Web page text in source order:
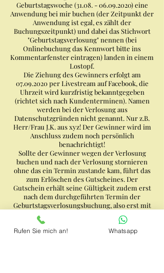
Geburtstagswoche (31.08. - 06.09.2020) eine
Anwendung bei mir buchen (der Zeitpunkt der
Anwendung ist egal, es zählt der
Buchungszeitpunkt) und dabei das Stichwort
"Geburtstagsverlosung" nennen (bei
Onlinebuchung das Kennwort bitte ins
Kommentarfenster eintragen) landen in einem
Lostopf.
Die Ziehung des Gewinners erfolgt am
07.09.2020 per Livestream auf Facebook, die
Uhrzeit wird kurzfristig bekanntgegeben
(richtet sich nach Kundenterminen). Namen
werden bei der Verlosung aus
Datenschutzgründen nicht genannt. Nur z.B.
Herr/Frau J.K. aus xyz! Der Gewinner wird im
Anschluss zudem noch persönlich
benachrichtigt!
Sollte der Gewinner wegen der Verlosung
buchen und nach der Verlosung stornieren
ohne das ein Termin zustande kam, führt das
zum Erlöschen des Gutscheines. Der
Gutschein erhält seine Gültigkeit zudem erst
nach dem durchgeführten Termin der
Geburtstagsverlosungsbuchung, also erst mit
der darauf nachfolgenden Buchung. Der
Gutschein ist nicht übertragbar!
Ich wünsche allen Teilnehmern viel Glück!
Rufen Sie mich an! Whatsapp